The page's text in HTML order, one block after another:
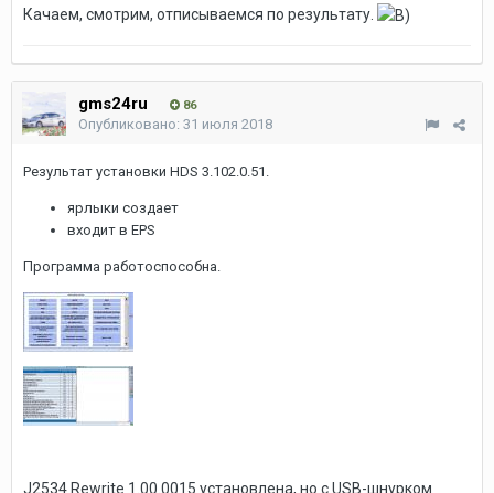
Качаем, смотрим, отписываемся по результату.
gms24ru 86
Опубликовано: 31 июля 2018
Результат установки HDS 3.102.0.51.
ярлыки создает
входит в EPS
Программа работоспособна.
J2534 Rewrite 1.00.0015 установлена, но с USB-шнурком